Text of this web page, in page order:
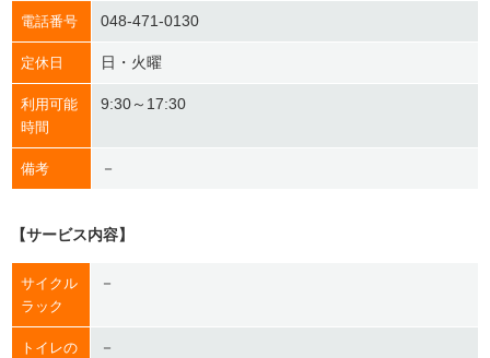
電話番号 048-471-0130
定休日 日・火曜
利用可能
時間
9:30～17:30
備考 －
【サービス内容】
サイクル
ラック
－
トイレの
－